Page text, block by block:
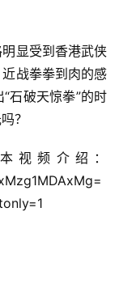
显受到香港武侠
战拳拳到肉的感
石破天惊拳”的时
？
频介绍：